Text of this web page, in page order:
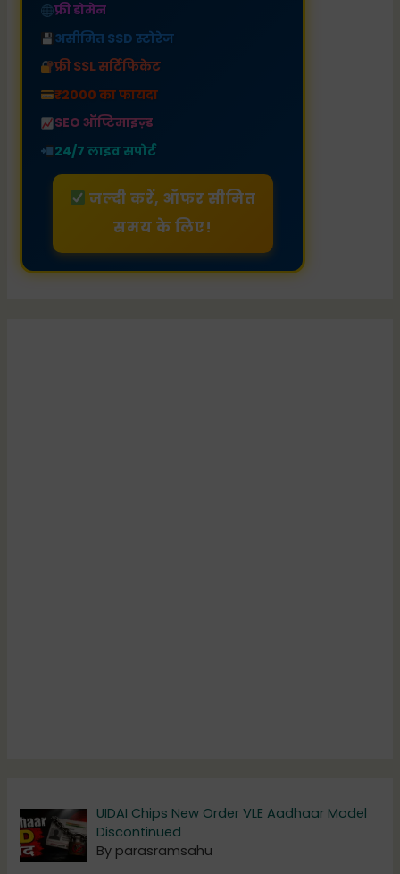
फ्री डोमेन
असीमित SSD स्टोरेज
फ्री SSL सर्टिफिकेट
₹2000 का फायदा
SEO ऑप्टिमाइज़्ड
24/7 लाइव सपोर्ट
जल्दी करें, ऑफर सीमित
समय के लिए!
UIDAI Chips New Order VLE Aadhaar Model
Discontinued
By parasramsahu